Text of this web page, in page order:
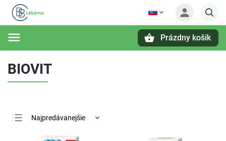
Prázdny košík
BIOVIT
Najpredávanejšie